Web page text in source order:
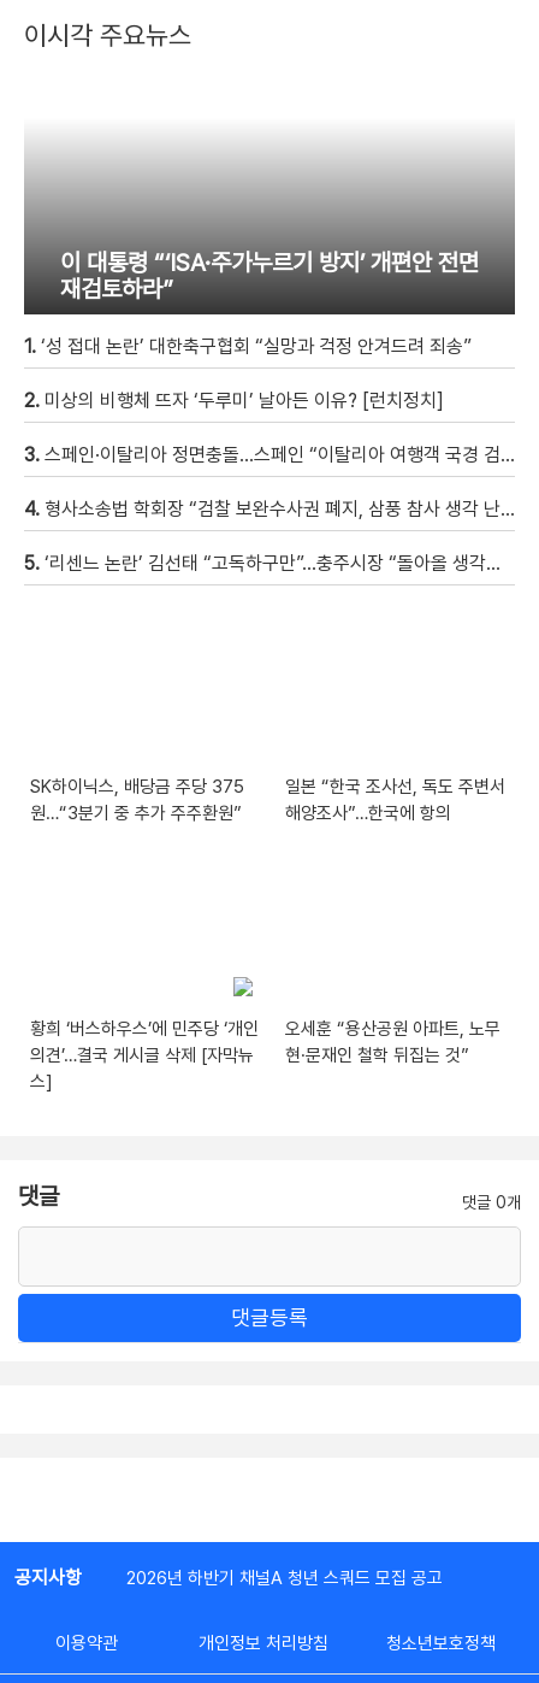
이시각 주요뉴스
이 대통령 “‘ISA·주가누르기 방지’ 개편안 전면
재검토하라”
1. ‘성 접대 논란’ 대한축구협회 “실망과 걱정 안겨드려 죄송”
2. 미상의 비행체 뜨자 ‘두루미’ 날아든 이유? [런치정치]
3. 스페인·이탈리아 정면충돌…스페인 “이탈리아 여행객 국경 검문할 것”
4. 형사소송법 학회장 “검찰 보완수사권 폐지, 삼풍 참사 생각 난다” [현장영상]
5. ‘리센느 논란’ 김선태 “고독하구만”…충주시장 “돌아올 생각은?”
SK하이닉스, 배당금 주당 375
원…“3분기 중 추가 주주환원”
일본 “한국 조사선, 독도 주변서
해양조사”…한국에 항의
황희 ‘버스하우스’에 민주당 ‘개인
의견’…결국 게시글 삭제 [자막뉴
스]
오세훈 “용산공원 아파트, 노무
현·문재인 철학 뒤집는 것”
댓글 댓글 0개
댓글등록
공지사항 2026년 하반기 채널A 청년 스쿼드 모집 공고
이용약관 개인정보 처리방침 청소년보호정책